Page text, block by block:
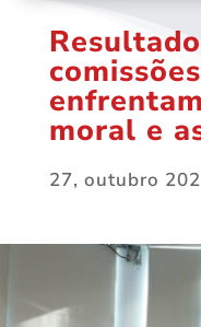
moral e
27, outubro